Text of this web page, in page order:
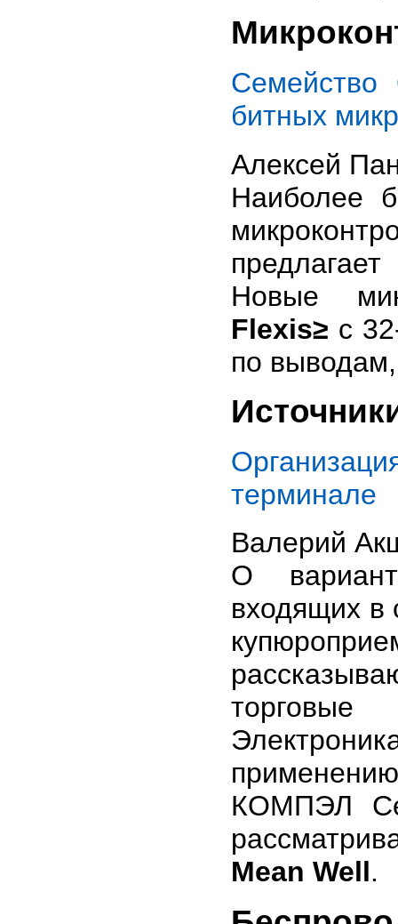
битных
Алексей
Наиболее
Новые
Flexis≥ с
по
терминале
Валерий
О
входящих в
КОМПЭЛ
Mean Well.